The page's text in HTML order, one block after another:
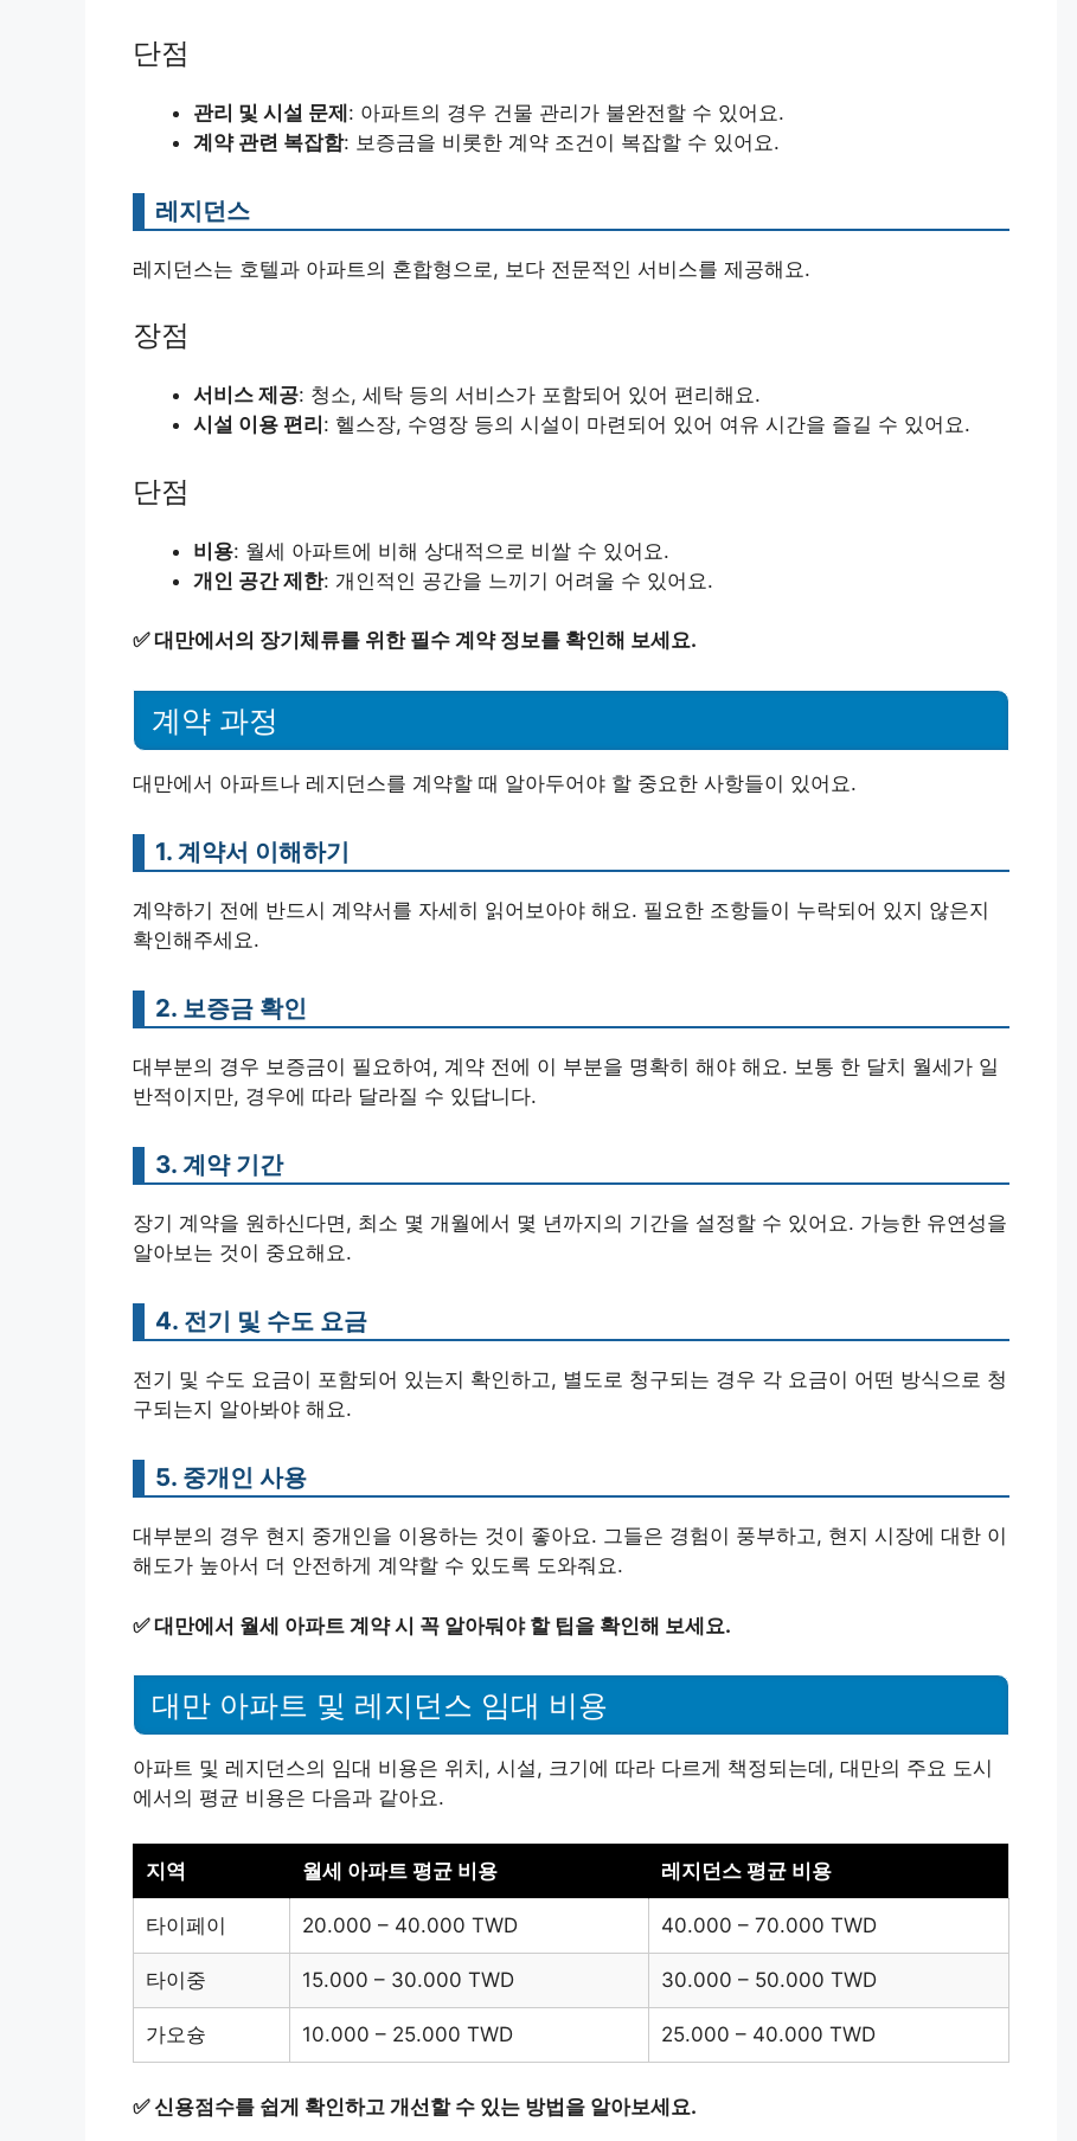
단점
관리 및 시설 문제: 아파트의 경우 건물 관리가 불완전할 수 있어요.
계약 관련 복잡함: 보증금을 비롯한 계약 조건이 복잡할 수 있어요.
레지던스
레지던스는 호텔과 아파트의 혼합형으로, 보다 전문적인 서비스를 제공해요.
장점
서비스 제공: 청소, 세탁 등의 서비스가 포함되어 있어 편리해요.
시설 이용 편리 : 헬스장, 수영장 등의 시설이 마련되어 있어 여유 시간을 즐길 수 있어요.
단점
비용: 월세 아파트에 비해 상대적으로 비쌀 수 있어요.
개인 공간 제한: 개인적인 공간을 느끼기 어려울 수 있어요.
✅대만에서의 장기체류를 위한 필수 계약 정보를 확인해 보세요.
계약 과정
대만에서 아파트나 레지던스를 계약할 때 알아두어야 할 중요한 사항들이 있어요.
1. 계약서 이해하기
계약하기 전에 반드시 계약서를 자세히 읽어보아야 해요. 필요한 조항들이 누락되어 있지 않은지
확인해주세요.
2. 보증금 확인
대부분의 경우 보증금이 필요하여, 계약 전에 이 부분을 명확히 해야 해요. 보통 한 달치 월세가 일
반적이지만, 경우에 따라 달라질 수 있답니다.
3. 계약 기간
장기 계약을 원하신다면, 최소 몇 개월에서 몇 년까지의 기간을 설정할 수 있어요. 가능한 유연성을
알아보는 것이 중요해요.
4. 전기 및 수도 요금
전기 및 수도 요금이 포함되어 있는지 확인하고, 별도로 청구되는 경우 각 요금이 어떤 방식으로 청
구되는지 알아봐야 해요.
5. 중개인 사용
대부분의 경우 현지 중개인을 이용하는 것이 좋아요. 그들은 경험이 풍부하고, 현지 시장에 대한 이
해도가 높아서 더 안전하게 계약할 수 있도록 도와줘요.
✅대만에서 월세 아파트 계약 시 꼭 알아둬야 할 팁을 확인해 보세요.
대만 아파트 및 레지던스 임대 비용
아파트 및 레지던스의 임대 비용은 위치, 시설, 크기에 따라 다르게 책정되는데, 대만의 주요 도시
에서의 평균 비용은 다음과 같아요.
지역 월세 아파트 평균 비용 레지던스 평균 비용
타이페이 20.000 – 40.000 TWD 40.000 – 70.000 TWD
타이중 15.000 – 30.000 TWD 30.000 – 50.000 TWD
가오슝 10.000 – 25.000 TWD 25.000 – 40.000 TWD
✅신용점수를 쉽게 확인하고 개선할 수 있는 방법을 알아보세요.